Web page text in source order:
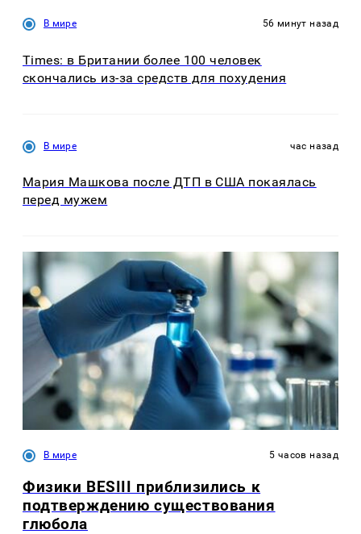
В мире 56 минут назад
Times: в Британии более 100 человек
скончались из-за средств для похудения
В мире час назад
Мария Машкова после ДТП в США покаялась
перед мужем
В мире 5 часов назад
Физики BESIII приблизились к
подтверждению существования
глюбола